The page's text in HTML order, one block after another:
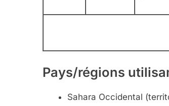
Pays/régions
Sahara Occidental